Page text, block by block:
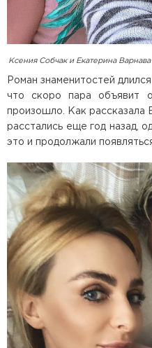
Ксения Собчак и Екатерина Варнава
Роман знаменитостей
что скоро пара объявит
произошло. Как рассказала
расстались еще год назад,
это и продолжали